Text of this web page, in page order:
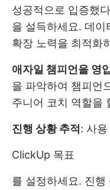
성공적으로 입증했
을 설득하세요. 데이
확장 노력을 최적화
애자일 챔피언을 영
을 파악하여 챔피언
주니어 코치 역할을
진행 상황 추적: 사용
ClickUp 목표
를 설정하세요. 진